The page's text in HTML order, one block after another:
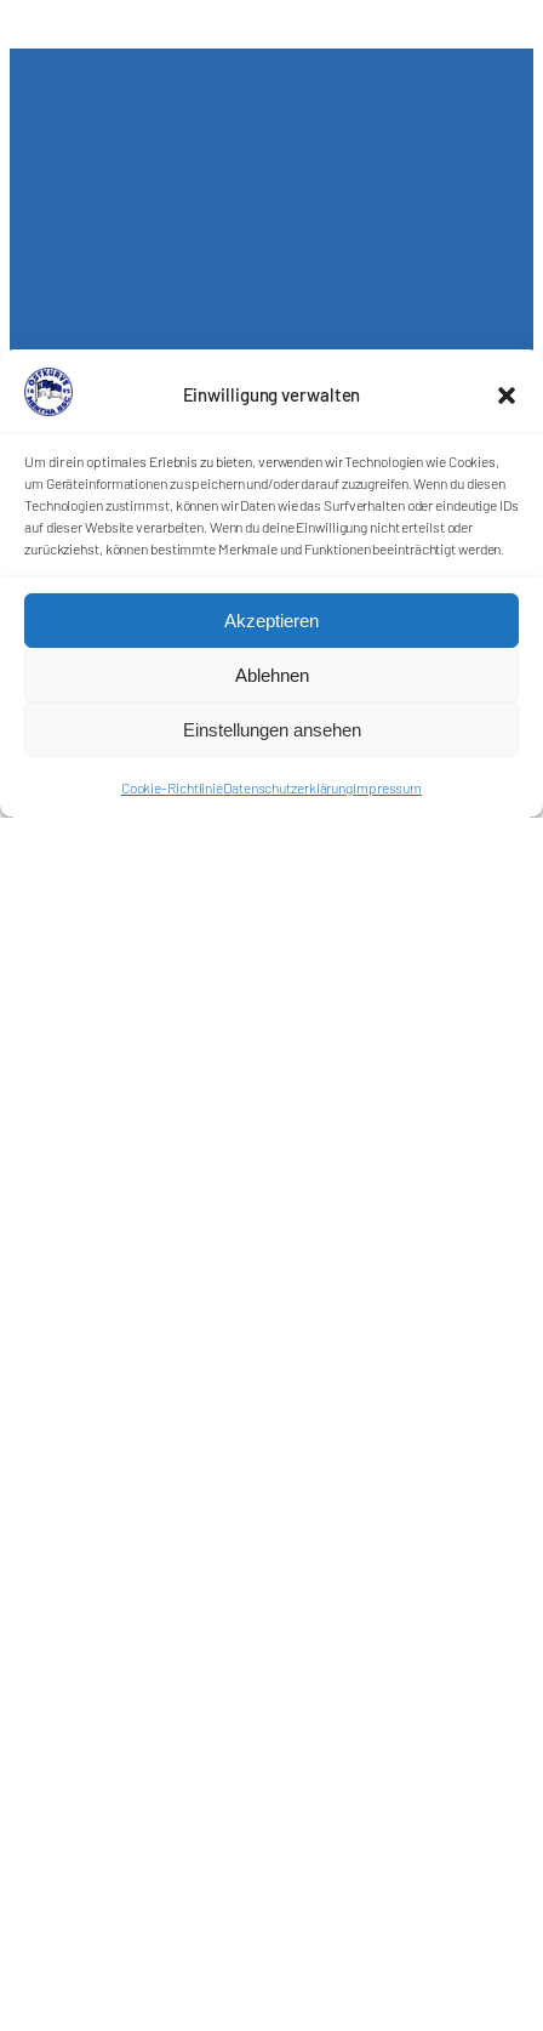
Einwilligung verwalten
Um dir ein optimales Erlebnis zu bieten, verwenden wir Technologien wie Cookies,
um Geräteinformationen zu speichern und/oder darauf zuzugreifen. Wenn du diesen
Technologien zustimmst, können wir Daten wie das Surfverhalten oder eindeutige IDs
auf dieser Website verarbeiten. Wenn du deine Einwilligung nicht erteilst oder
zurückziehst, können bestimmte Merkmale und Funktionen beeinträchtigt werden.
Akzeptieren
Ablehnen
Einstellungen ansehen
Cookie-RichtlinieDatenschutzerklärungImpressum